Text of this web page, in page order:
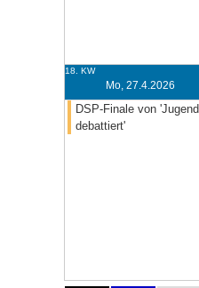
18. KW
Mo, 27.4.2026
DSP-Finale von 'Jugend
debattiert'